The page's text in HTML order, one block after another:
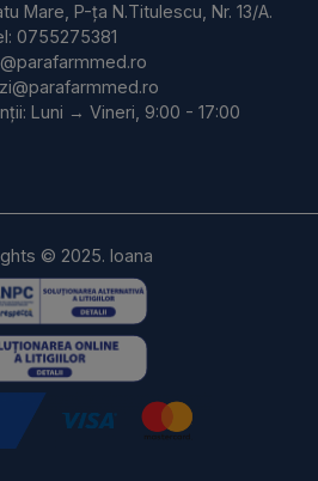
Mare, P-ța N.Titulescu, Nr. 13/A.
0755275381
Luni → Vineri, 9:00 - 17:00
© 2025. Ioana